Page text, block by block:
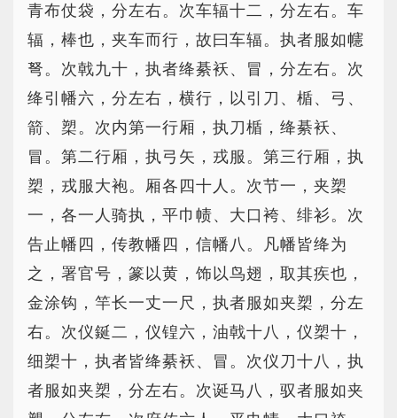
青布仗袋，分左右。次车辐十二，分左右。车
辐，棒也，夹车而行，故曰车辐。执者服如幰
弩。次戟九十，执者绛綦袄、冒，分左右。次
绛引幡六，分左右，横行，以引刀、楯、弓、
箭、槊。次内第一行厢，执刀楯，绛綦袄、
冒。第二行厢，执弓矢，戎服。第三行厢，执
槊，戎服大袍。厢各四十人。次节一，夹槊
一，各一人骑执，平巾帻、大口袴、绯衫。次
告止幡四，传教幡四，信幡八。凡幡皆绛为
之，署官号，篆以黄，饰以鸟翅，取其疾也，
金涂钩，竿长一丈一尺，执者服如夹槊，分左
右。次仪鋋二，仪锽六，油戟十八，仪槊十，
细槊十，执者皆绛綦袄、冒。次仪刀十八，执
者服如夹槊，分左右。次诞马八，驭者服如夹